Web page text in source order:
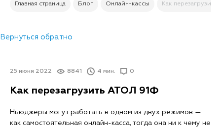
Главная страница Блог Онлайн-кассы Как
Вернуться обратно
25 июня 2022 8841 4 мин. 0
Как перезагрузить АТОЛ 91Ф
Ньюджеры могут работать в одном из двух режимов —
как самостоятельная онлайн-касса, тогда она ни к чему не